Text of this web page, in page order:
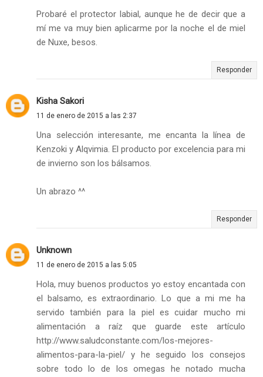
Probaré el protector labial, aunque he de decir que a
mí me va muy bien aplicarme por la noche el de miel
de Nuxe, besos.
Responder
Kisha Sakori
11 de enero de 2015 a las 2:37
Una selección interesante, me encanta la línea de
Kenzoki y Alqvimia. El producto por excelencia para mi
de invierno son los bálsamos.
Un abrazo ^^
Responder
Unknown
11 de enero de 2015 a las 5:05
Hola, muy buenos productos yo estoy encantada con
el balsamo, es extraordinario. Lo que a mi me ha
servido también para la piel es cuidar mucho mi
alimentación a raíz que guarde este artículo
http://www.saludconstante.com/los-mejores-
alimentos-para-la-piel/ y he seguido los consejos
sobre todo lo de los omegas he notado mucha